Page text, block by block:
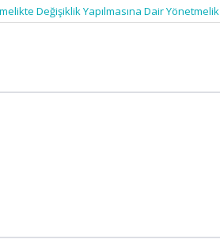
Değişiklik Yapılmasına Dair Yönetmelik